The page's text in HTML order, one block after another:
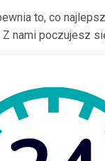
to, co
nami poczujesz